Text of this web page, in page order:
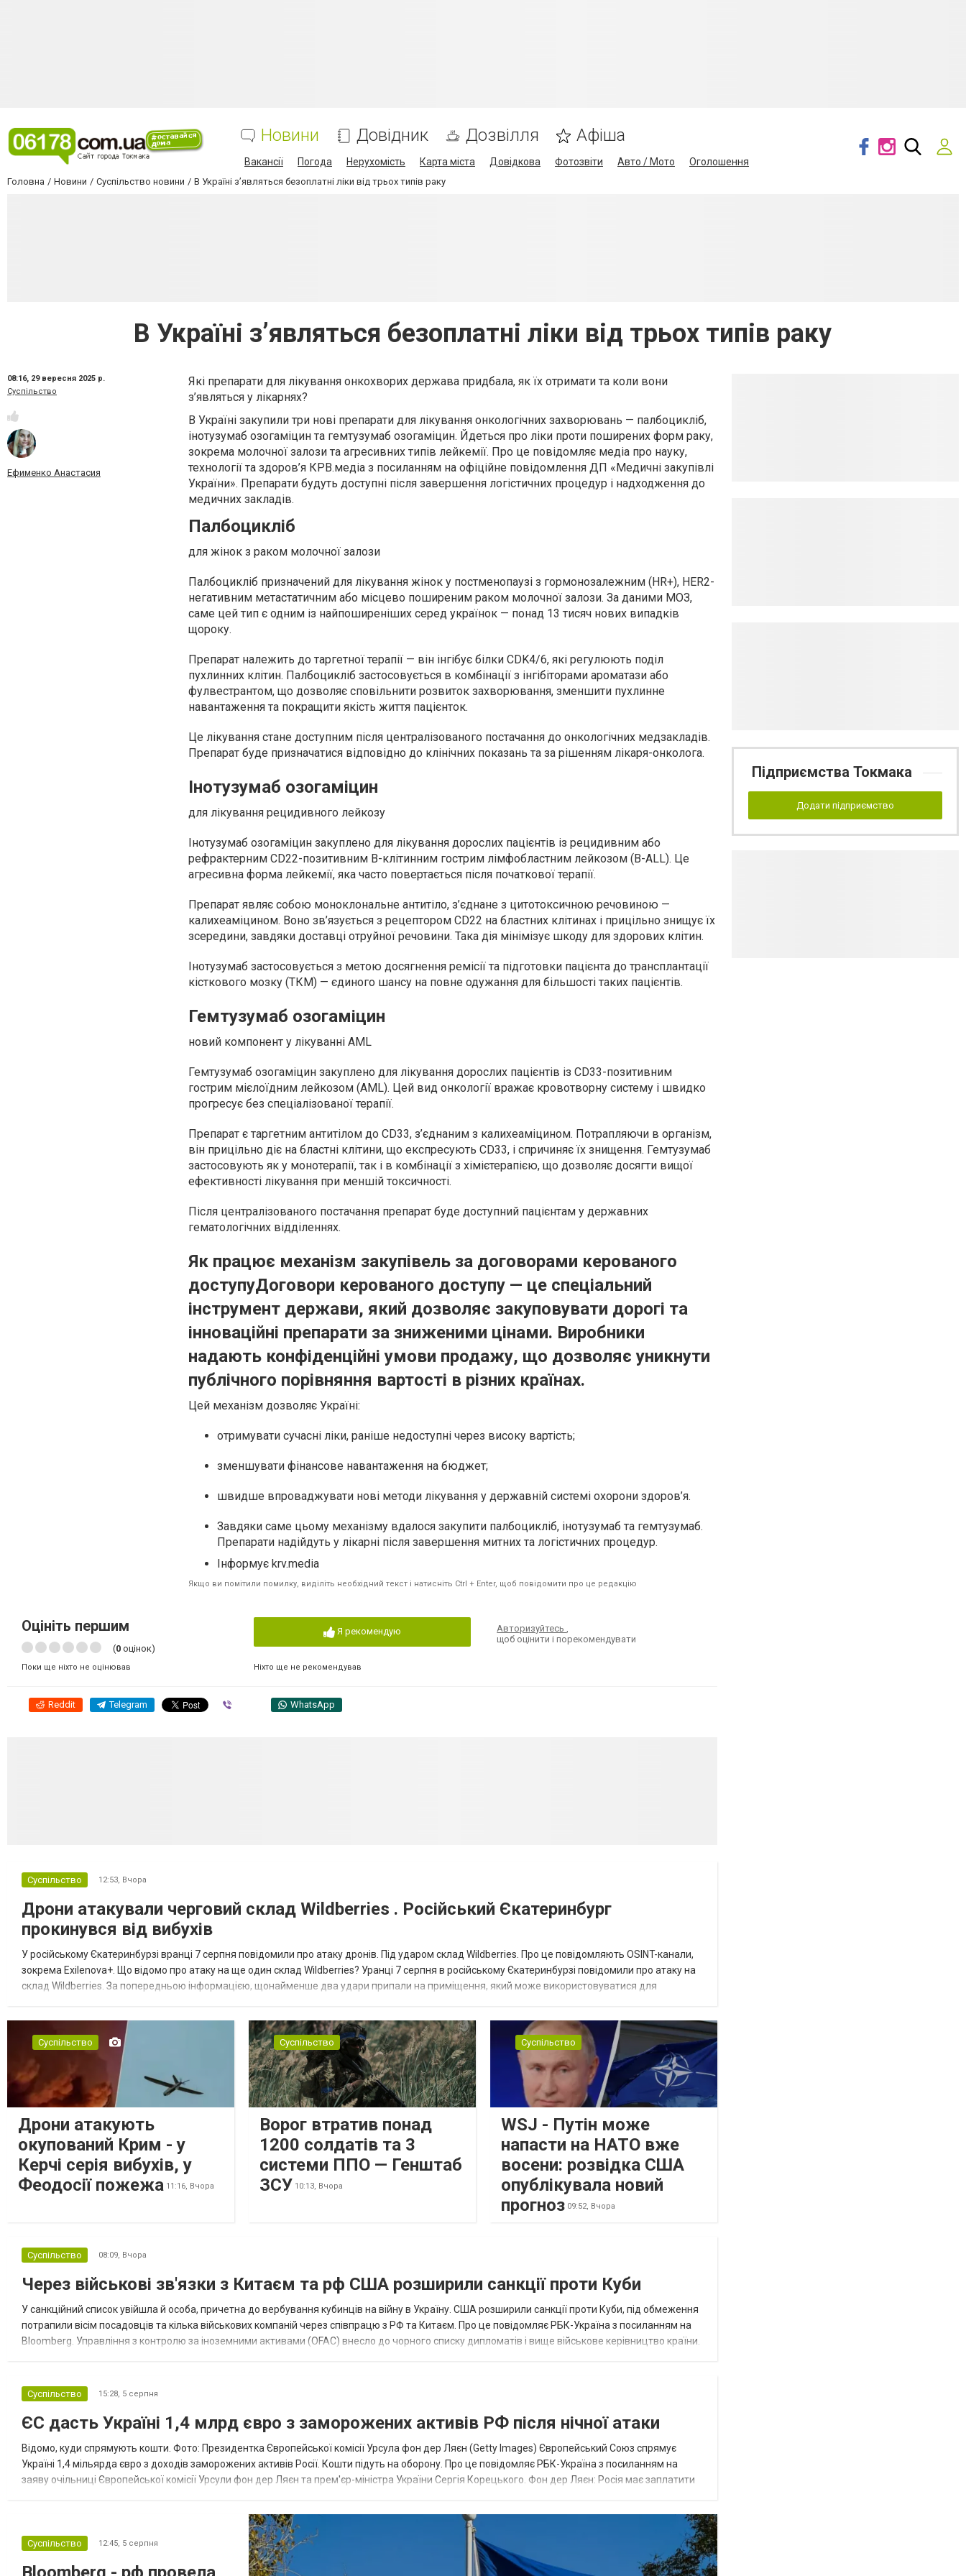
Новини Довідник Дозвілля Афіша
Вакансії Погода Нерухомість Карта міста Довідкова Фотозвіти Авто / Мото Оголошення
Головна Новини Суспільство новини В Україні з’являться безоплатні ліки від трьох типів раку
В Україні з’являться безоплатні ліки від трьох типів раку
08:16, 29 вересня 2025 р.
Суспільство
Ефименко Анастасия
Які препарати для лікування онкохворих держава придбала, як їх отримати та коли вони
з’являться у лікарнях?
В Україні закупили три нові препарати для лікування онкологічних захворювань — палбоцикліб,
інотузумаб озогаміцин та гемтузумаб озогаміцин. Йдеться про ліки проти поширених форм раку,
зокрема молочної залози та агресивних типів лейкемії. Про це повідомляє медіа про науку,
технології та здоров’я КРВ.медіа з посиланням на офіційне повідомлення ДП «Медичні закупівлі
України». Препарати будуть доступні після завершення логістичних процедур і надходження до
медичних закладів.
Палбоцикліб
для жінок з раком молочної залози
Палбоцикліб призначений для лікування жінок у постменопаузі з гормонозалежним (HR+), HER2-
негативним метастатичним або місцево поширеним раком молочної залози. За даними МОЗ,
саме цей тип є одним із найпоширеніших серед українок — понад 13 тисяч нових випадків
щороку.
Препарат належить до таргетної терапії — він інгібує білки CDK4/6, які регулюють поділ
пухлинних клітин. Палбоцикліб застосовується в комбінації з інгібіторами ароматази або
фулвестрантом, що дозволяє сповільнити розвиток захворювання, зменшити пухлинне
навантаження та покращити якість життя пацієнток.
Це лікування стане доступним після централізованого постачання до онкологічних медзакладів.
Препарат буде призначатися відповідно до клінічних показань та за рішенням лікаря-онколога.
Інотузумаб озогаміцин
для лікування рецидивного лейкозу
Інотузумаб озогаміцин закуплено для лікування дорослих пацієнтів із рецидивним або
рефрактерним CD22-позитивним B-клітинним гострим лімфобластним лейкозом (B-ALL). Це
агресивна форма лейкемії, яка часто повертається після початкової терапії.
Препарат являє собою моноклональне антитіло, з’єднане з цитотоксичною речовиною —
калихеаміцином. Воно зв’язується з рецептором CD22 на бластних клітинах і прицільно знищує їх
зсередини, завдяки доставці отруйної речовини. Така дія мінімізує шкоду для здорових клітин.
Інотузумаб застосовується з метою досягнення ремісії та підготовки пацієнта до трансплантації
кісткового мозку (ТКМ) — єдиного шансу на повне одужання для більшості таких пацієнтів.
Гемтузумаб озогаміцин
новий компонент у лікуванні AML
Гемтузумаб озогаміцин закуплено для лікування дорослих пацієнтів із CD33-позитивним
гострим мієлоїдним лейкозом (AML). Цей вид онкології вражає кровотворну систему і швидко
прогресує без спеціалізованої терапії.
Препарат є таргетним антитілом до CD33, з’єднаним з калихеаміцином. Потрапляючи в організм,
він прицільно діє на бластні клітини, що експресують CD33, і спричиняє їх знищення. Гемтузумаб
застосовують як у монотерапії, так і в комбінації з хімієтерапією, що дозволяє досягти вищої
ефективності лікування при меншій токсичності.
Після централізованого постачання препарат буде доступний пацієнтам у державних
гематологічних відділеннях.
Як працює механізм закупівель за договорами керованого
доступуДоговори керованого доступу — це спеціальний
інструмент держави, який дозволяє закуповувати дорогі та
інноваційні препарати за зниженими цінами. Виробники
надають конфіденційні умови продажу, що дозволяє уникнути
публічного порівняння вартості в різних країнах.
Цей механізм дозволяє Україні:
отримувати сучасні ліки, раніше недоступні через високу вартість;
зменшувати фінансове навантаження на бюджет;
швидше впроваджувати нові методи лікування у державній системі охорони здоров’я.
Завдяки саме цьому механізму вдалося закупити палбоцикліб, інотузумаб та гемтузумаб.
Препарати надійдуть у лікарні після завершення митних та логістичних процедур.
Інформує krv.media
Якщо ви помітили помилку, виділіть необхідний текст і натисніть Ctrl + Enter, щоб повідомити про це редакцію
Оцініть першим
(0 оцінок)
Поки ще ніхто не оцінював
Я рекомендую
Ніхто ще не рекомендував
Авторизуйтесь,
щоб оцінити і порекомендувати
Reddit Telegram WhatsApp
Суспільство 12:53, Вчора
Дрони атакували черговий склад Wildberries . Російський Єкатеринбург
прокинувся від вибухів
У російському Єкатеринбурзі вранці 7 серпня повідомили про атаку дронів. Під ударом склад Wildberries. Про це повідомляють OSINT-канали,
зокрема Exilenova+. Що відомо про атаку на ще один склад Wildberries? Уранці 7 серпня в російському Єкатеринбурзі повідомили про атаку на
склад Wildberries. За попередньою інформацією, щонайменше два удари припали на приміщення, який може використовуватися для
Суспільство
Дрони атакують
окупований Крим - у
Керчі серія вибухів, у
Феодосії пожежа 11:16, Вчора
Суспільство
Ворог втратив понад
1200 солдатів та 3
системи ППО — Генштаб
ЗСУ 10:13, Вчора
Суспільство
WSJ - Путін може
напасти на НАТО вже
восени: розвідка США
опублікувала новий
прогноз 09:52, Вчора
Суспільство 08:09, Вчора
Через військові зв'язки з Китаєм та рф США розширили санкції проти Куби
У санкційний список увійшла й особа, причетна до вербування кубинців на війну в Україну. США розширили санкції проти Куби, під обмеження
потрапили вісім посадовців та кілька військових компаній через співпрацю з РФ та Китаєм. Про це повідомляє РБК-Україна з посиланням на
Bloomberg. Управління з контролю за іноземними активами (OFAC) внесло до чорного списку дипломатів і вище військове керівництво країни.
Суспільство 15:28, 5 серпня
ЄС дасть Україні 1,4 млрд євро з заморожених активів РФ після нічної атаки
Відомо, куди спрямують кошти. Фото: Президентка Європейської комісії Урсула фон дер Ляєн (Getty Images) Європейський Союз спрямує
Україні 1,4 мільярда євро з доходів заморожених активів Росії. Кошти підуть на оборону. Про це повідомляє РБК-Україна з посиланням на
заяву очільниці Європейської комісії Урсули фон дер Ляєн та прем'єр-міністра України Сергія Корецького. Фон дер Ляєн: Росія має заплатити
Суспільство 12:45, 5 серпня
Підприємства Токмака
Додати підприємство